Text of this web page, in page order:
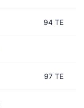
94 TE
97 TE